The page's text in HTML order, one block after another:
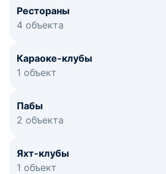
Рестораны
4 объекта
Караоке-клубы
1 объект
Пабы
2 объекта
Яхт-клубы
1 объект